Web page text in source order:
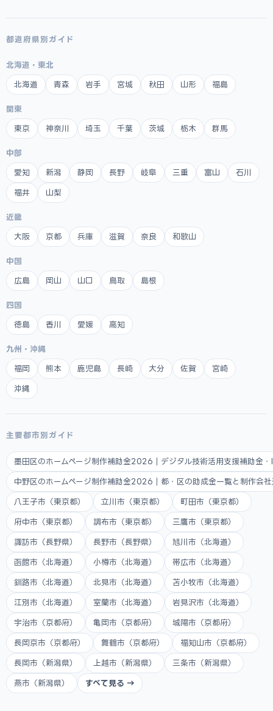
都道府県別ガイド
北海道・東北
北海道 青森 岩手 宮城 秋田 山形 福島
関東
東京 神奈川 埼玉 千葉 茨城 栃木 群馬
中部
愛知 新潟 静岡 長野 岐阜 三重 富山 石川
福井 山梨
近畿
大阪 京都 兵庫 滋賀 奈良 和歌山
中国
広島 岡山 山口 鳥取 島根
四国
徳島 香川 愛媛 高知
九州・沖縄
福岡 熊本 鹿児島 長崎 大分 佐賀 宮崎
沖縄
主要都市別ガイド
墨田区のホームページ制作補助金2026｜デジタル技術活用支援補助金
中野区のホームページ制作補助金2026｜都・区の助成金一覧と制作会
八王子市（東京都） 立川市（東京都） 町田市（東京都）
府中市（東京都） 調布市（東京都） 三鷹市（東京都）
諏訪市（長野県） 長野市（長野県） 旭川市（北海道）
函館市（北海道） 小樽市（北海道） 帯広市（北海道）
釧路市（北海道） 北見市（北海道） 苫小牧市（北海道）
江別市（北海道） 室蘭市（北海道） 岩見沢市（北海道）
宇治市（京都府） 亀岡市（京都府） 城陽市（京都府）
長岡京市（京都府） 舞鶴市（京都府） 福知山市（京都府）
長岡市（新潟県） 上越市（新潟県） 三条市（新潟県）
燕市（新潟県） すべて見る →